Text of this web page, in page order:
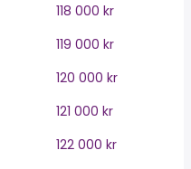
118 000 kr
119 000 kr
120 000 kr
121 000 kr
122 000 kr